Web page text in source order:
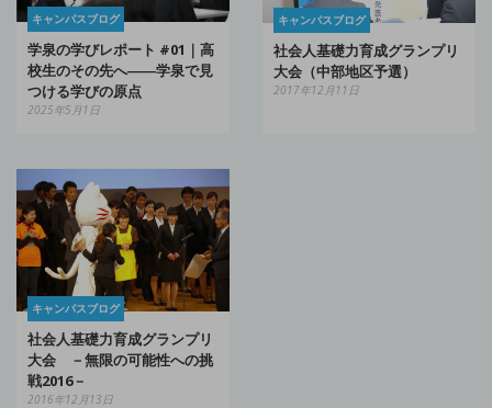
キャンパスブログ
学泉の学びレポート #01｜高
校生のその先へ――学泉で見
つける学びの原点
2025年5月1日
キャンパスブログ
社会人基礎力育成グランプリ
大会（中部地区予選）
2017年12月11日
キャンパスブログ
社会人基礎力育成グランプリ
大会 －無限の可能性への挑
戦2016－
2016年12月13日